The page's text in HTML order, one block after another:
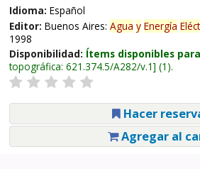
Idioma: Español
Editor: Buenos Aires: Agua y Energía
1998
Disponibilidad: Ítems disponibles
topográfica: 621.374.5/A282/v.1 (1).
Hacer
Agregar al